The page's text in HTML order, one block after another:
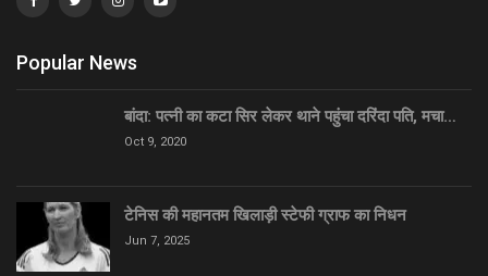
Popular News
बांदा: पत्नी का कटा सिर लेकर थाने पहुंचा दरिंदा पति, मचा…
Oct 9, 2020
टेनिस की महानतम खिलाड़ी स्टेफी ग्राफ का निधन
Jun 7, 2025